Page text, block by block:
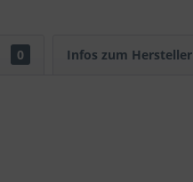
0 Infos zum Hersteller